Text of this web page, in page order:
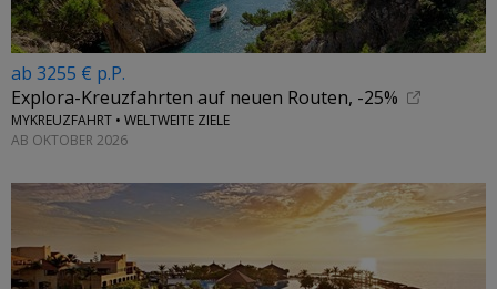
ab 3255 € p.P.
Explora-Kreuzfahrten auf neuen Routen, -25%
MYKREUZFAHRT • WELTWEITE ZIELE
AB OKTOBER 2026